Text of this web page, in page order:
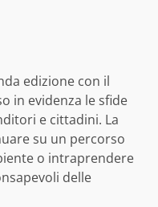
edizione con il
in evidenza le sfide
e cittadini. La
su un percorso
o intraprendere
delle